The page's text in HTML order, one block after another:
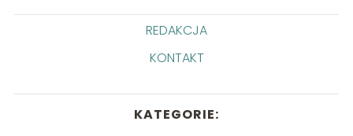
REDAKCJA
KONTAKT
KATEGORIE: